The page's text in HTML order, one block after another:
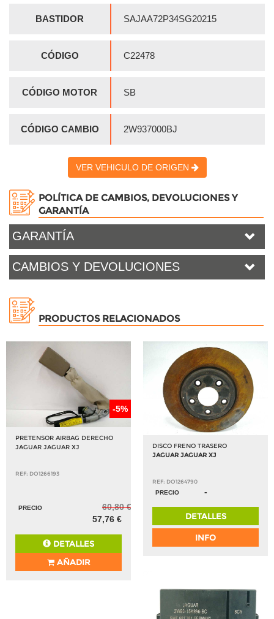
BASTIDOR SAJAA72P34SG20215
CÓDIGO C22478
CÓDIGO MOTOR SB
CÓDIGO CAMBIO 2W937000BJ
VER VEHICULO DE ORIGEN
POLÍTICA DE CAMBIOS, DEVOLUCIONES Y
GARANTÍA
GARANTÍA
CAMBIOS Y DEVOLUCIONES
PRODUCTOS RELACIONADOS
-5%
PRETENSOR AIRBAG DERECHO
JAGUAR JAGUAR XJ
REF: DO1266193
PRECIO
60,80 €
57,76 €
DETALLES
AÑADIR
DISCO FRENO TRASERO
JAGUAR JAGUAR XJ
REF: DO1264790
PRECIO
-
DETALLES
INFO